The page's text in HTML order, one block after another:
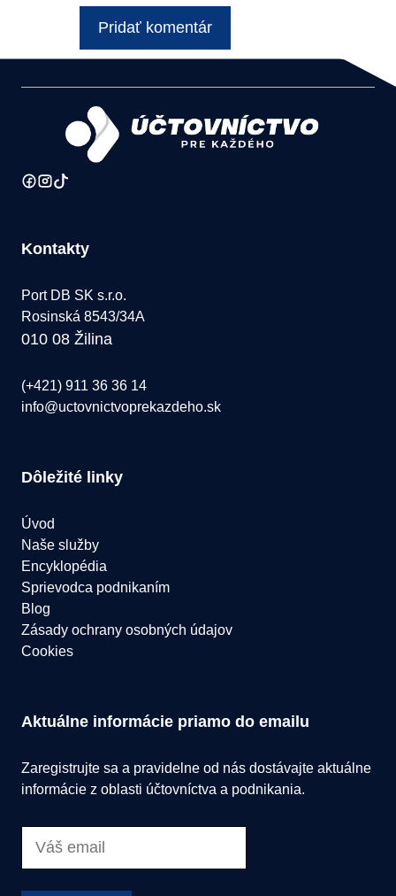
Kontakty
Port DB SK s.r.o.
Rosinská 8543/34A
010 08 Žilina
(+421) 911 36 36 14
info@uctovnictvoprekazdeho.sk
Dôležité linky
Úvod
Naše služby
Encyklopédia
Sprievodca podnikaním
Blog
Zásady ochrany osobných údajov
Cookies
Aktuálne informácie priamo do emailu
Zaregistrujte sa a pravidelne od nás dostávajte aktuálne
informácie z oblasti účtovníctva a podnikania.